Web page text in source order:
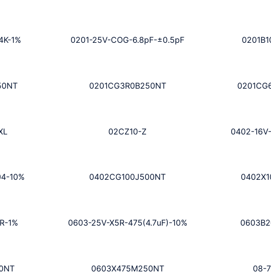
1% 0201-25V-COG-6.8pF-±0.5pF
0201CG3R0B250NT
02CZ10-Z 0402-
10% 0402CG100J500NT
1% 0603-25V-X5R-475(4.7uF)-10%
0603X475M250NT 08-